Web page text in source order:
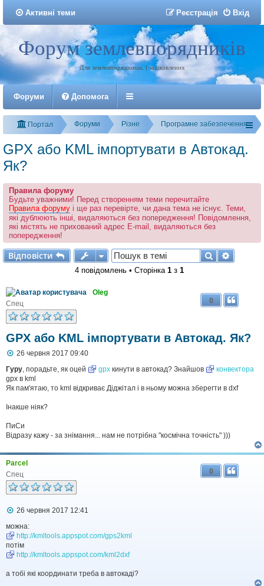
Активні теми Вхід
Реєстрація
Реєстрація
Форум землевпорядників
Для землевпорядників, і зацікавлених
Форуми Допомога
Портал Форуми Різне Програмне забезпечення
GPX або KML імпортувати в Автокад.
Як?
Правила форуму
Будьте уважними! Перед створенням теми перечитайте
Правила форуму і ще раз перевірте, чи дана тема не існує. Теми,
які дублюють інші, видаляються без попередження! Повідомлення,
які містять не прихований адрес E-mail, видаляються без
попередження!
Відповісти
Відповісти Пошук
4 повідомлень • Сторінка 1з 1
Oleg
Спец
GPX або KML імпортувати в Автокад. Як?
0
П
в
і
д
л
н
н
26 червня 2017 09:40
Гуру, порадьте, як оцей gpx кинути в автокад? Знайшов
конвектора
gpx в kml
Як пам'ятаю, то kml відкриває Діджітал і в ньому можна зберегти в dxf
Інакше ніяк?
ПиСи
Відразу кажу - за знімання... нам не потрібна "космічна точність" )))
Parcel
Спец
0
П
в
д
о
м
е
26 червня 2017 12:41
можна:
http://kmltools.appspot.com/gps2kml
потім
http://kmltools.appspot.com/kml2dxf
а тобі які координати треба в автокаді?